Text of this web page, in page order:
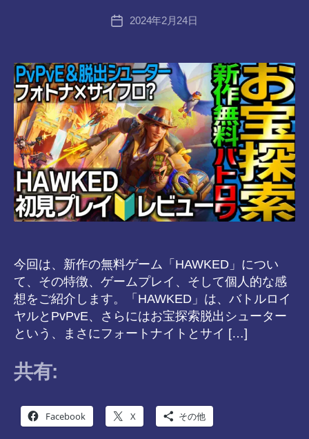
投
稿
a
8-
vr
投
2024年2月24日
今回は、新作の無料ゲーム「HAWKED」につい
て、その特徴、ゲームプレイ、そして個人的な感
想をご紹介します。「HAWKED」は、バトルロイ
ヤルとPvPvE、さらにはお宝探索脱出シューター
という、まさにフォートナイトとサイ […]
共有:
Facebook X その他